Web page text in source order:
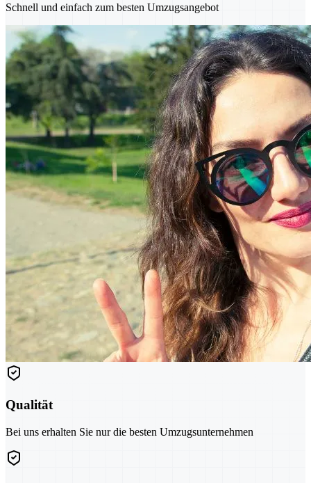
Schnell und einfach zum besten Umzugsangebot
Qualität
Bei uns erhalten Sie nur die besten Umzugsunternehmen